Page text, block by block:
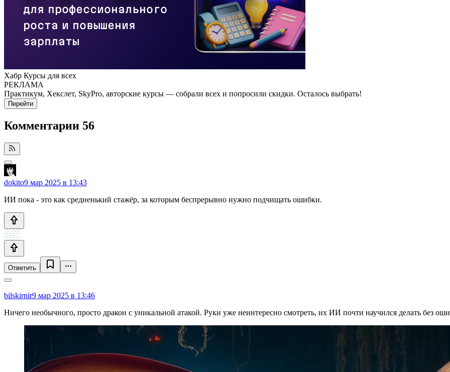
Хабр Курсы для всех
РЕКЛАМА
Практикум, Хекслет, SkyPro, авторские курсы — собрали всех и попросили скидки. Осталось выбрать!
Перейти
Комментарии 56
dokito9 мар 2025 в 13:43
ИИ пока - это как средненький стажёр, за которым беспрерывно нужно подчищать ошибки.
Ответить
bilskirnir9 мар 2025 в 13:46
Ничего необычного, просто дракон с уникальной атакой. Руки уже неинтересно смотреть, их ИИ почти научился делать без